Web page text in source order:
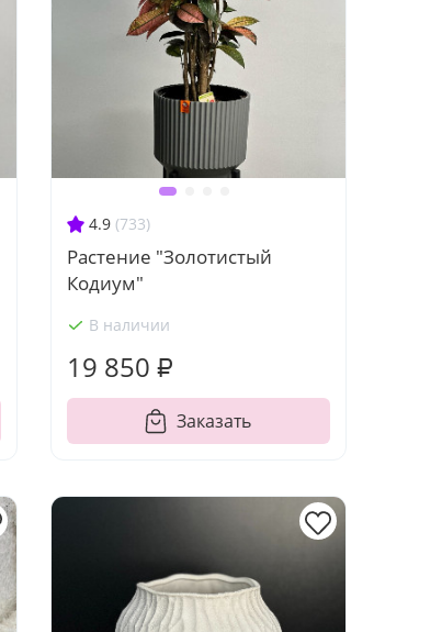
4.9 (733)
Растение "Золотистый
Кодиум"
В наличии
19 850 ₽
Заказать